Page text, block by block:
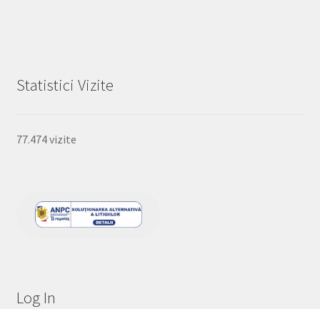
Statistici Vizite
77.474 vizite
Log In